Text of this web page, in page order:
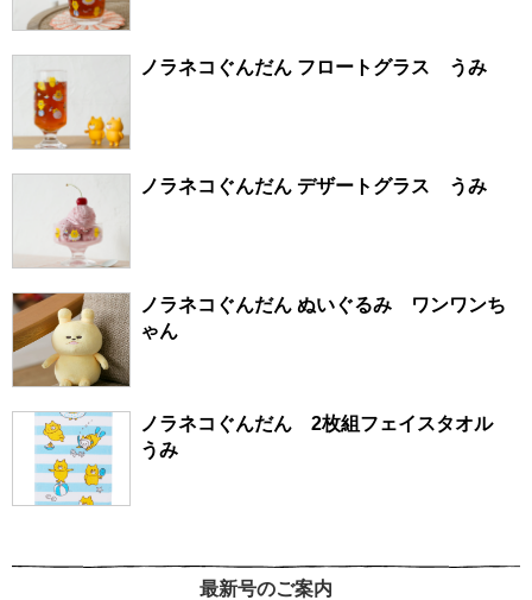
ノラネコぐんだん フロートグラス うみ
ノラネコぐんだん デザートグラス うみ
ノラネコぐんだん ぬいぐるみ ワンワンち
ゃん
ノラネコぐんだん 2枚組フェイスタオル
うみ
最新号のご案内